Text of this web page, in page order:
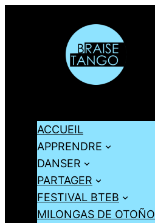
ACCUEIL
APPRENDRE
DANSER
PARTAGER
FESTIVAL BTEB
MILONGAS DE OTOÑO